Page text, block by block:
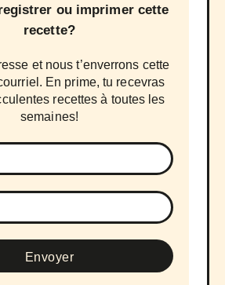
ou imprimer cette
recette?
et nous t’enverrons cette
En prime, tu recevras
recettes à toutes les
semaines!